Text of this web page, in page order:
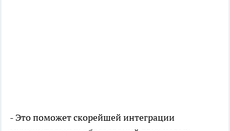
- Это поможет скорейшей интеграции